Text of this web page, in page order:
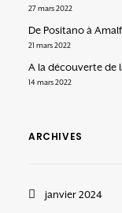
27 mars 2022
De Positano à
21 mars 2022
A la découverte de
14 mars 2022
ARCHIVES
janvier 2024